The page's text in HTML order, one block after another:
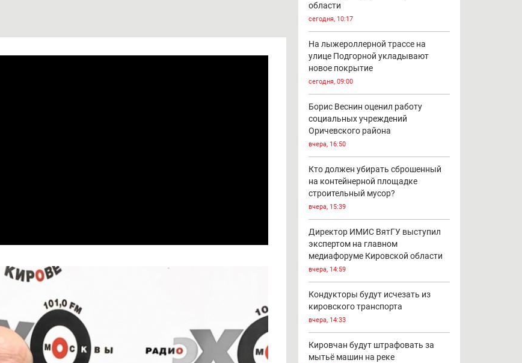
области
сегодня, 10:17
На лыжероллерной трассе на
улице Подгорной укладывают
новое покрытие
сегодня, 09:00
Борис Веснин оценил работу
социальных учреждений
Оричевского района
вчера, 16:50
Кто должен убирать сброшенный
на контейнерной площадке
строительный мусор?
вчера, 15:39
Директор ИМИС ВятГУ выступил
экспертом на главном
медиафоруме Кировской области
вчера, 14:59
Кондукторы будут исчезать из
кировского транспорта
вчера, 14:33
Кировчан будут штрафовать за
мытьё машин на реке